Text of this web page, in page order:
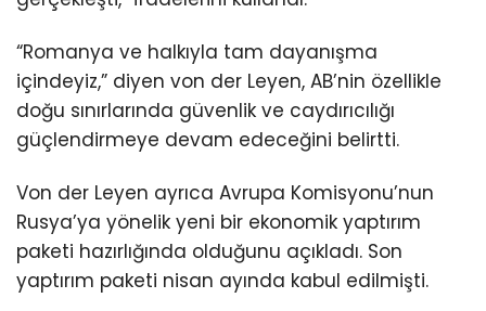
“Romanya ve halkıyla tam dayanışma
içindeyiz,” diyen von der Leyen, AB’nin özellikle
doğu sınırlarında güvenlik ve caydırıcılığı
güçlendirmeye devam edeceğini belirtti.
Von der Leyen ayrıca Avrupa Komisyonu’nun
Rusya’ya yönelik yeni bir ekonomik yaptırım
paketi hazırlığında olduğunu açıkladı. Son
yaptırım paketi nisan ayında kabul edilmişti.